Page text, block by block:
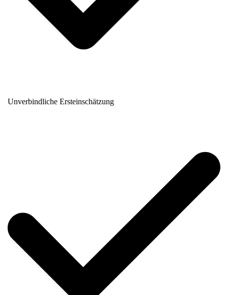
Unverbindliche Ersteinschätzung